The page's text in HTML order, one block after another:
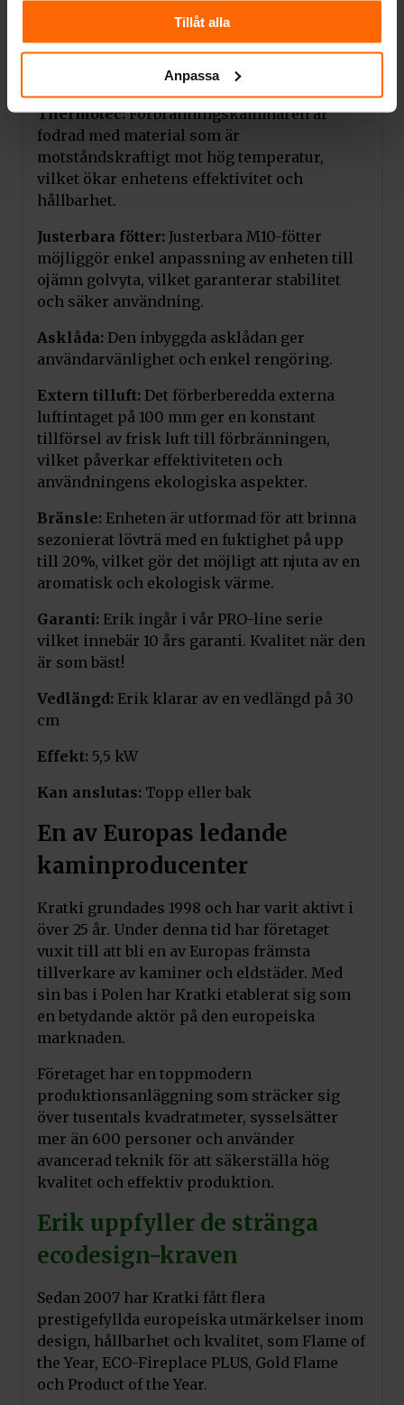
Tillåt alla
Anpassa
Pris:
Art.nr. PODSTAWA/ERIK
Lägg till i varukorg
Pris:1 295kr
Art.nr. 11923SP
förbränningssystem som ger energiklass A,
temperatur och ökar effektiviteten av
Thermotec:Förbränningskammaren är
fodrad med material som är
motståndskraftigt mot hög temperatur,
vilket ökar enhetens effektivitet och
hållbarhet.
Justerbara fötter: Justerbara M10-fötter
möjliggör enkel anpassning av enheten till
ojämn golvyta, vilket garanterar stabilitet
och säker användning.
Asklåda: Den inbyggda asklådan ger
användarvänlighet och enkel rengöring.
Extern tilluft: Det förberberedda externa
luftintaget på 100 mm ger en konstant
tillförsel av frisk luft till förbränningen,
vilket påverkar effektiviteten och
användningens ekologiska aspekter.
Bränsle: Enheten är utformad för att brinna
sezonierat lövträ med en fuktighet på upp
till 20%, vilket gör det möjligt att njuta av en
aromatisk och ekologisk värme.
Garanti: Erik ingår i vår PRO-line serie
vilket innebär 10 års garanti. Kvalitet när den
är som bäst!
Vedlängd: Erik klarar av en vedlängd på 30
cm
Effekt: 5,5 kW
Kan anslutas: Topp eller bak
En av Europas ledande
kaminproducenter
Kratki grundades 1998 och har varit aktivt i
över 25 år. Under denna tid har företaget
vuxit till att bli en av Europas främsta
tillverkare av kaminer och eldstäder. Med
sin bas i Polen har Kratki etablerat sig som
en betydande aktör på den europeiska
marknaden.
Företaget har en toppmodern
produktionsanläggning som sträcker sig
över tusentals kvadratmeter, sysselsätter
mer än 600 personer och använder
avancerad teknik för att säkerställa hög
kvalitet och effektiv produktion.
Erik uppfyller de stränga
ecodesign-kraven
Sedan 2007 har Kratki fått flera
prestigefyllda europeiska utmärkelser inom
design, hållbarhet och kvalitet, som Flame of
the Year, ECO-Fireplace PLUS, Gold Flame
och Product of the Year.